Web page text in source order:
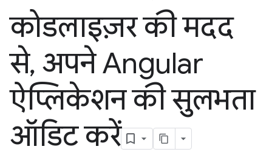
कोडलाइज़र की मदद
से, अपने Angular
ऐप्लिकेशन की सुलभता
ऑडिट करें